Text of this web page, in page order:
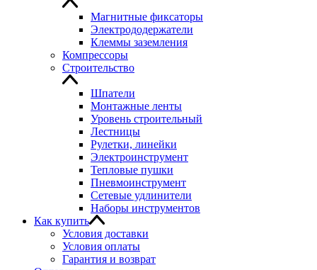
Магнитные фиксаторы
Электрододержатели
Клеммы заземления
Компрессоры
Строительство
Шпатели
Монтажные ленты
Уровень строительный
Лестницы
Рулетки, линейки
Электроинструмент
Тепловые пушки
Пневмоинструмент
Сетевые удлинители
Наборы инструментов
Как купить
Условия доставки
Условия оплаты
Гарантия и возврат